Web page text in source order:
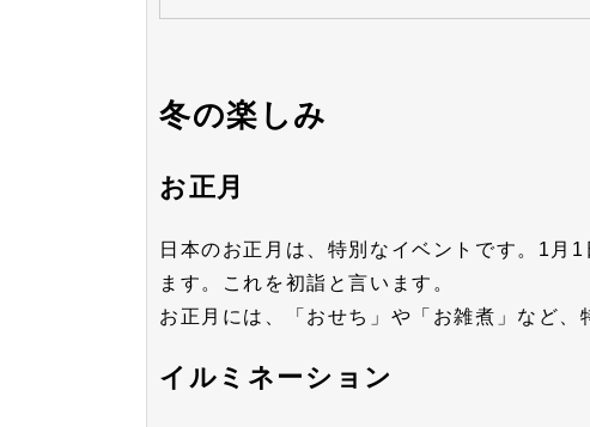
冬の楽しみ
お正月
日本のお正月は、特別なイベントです。1月
ます。これを初詣と言います。
お正月には、「おせち」や「お雑煮」など、
イルミネーション